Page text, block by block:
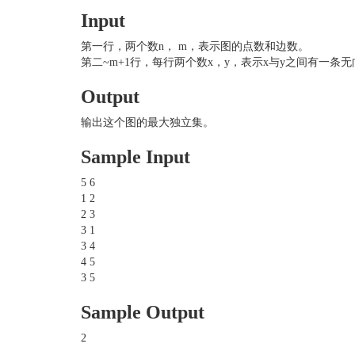
Input
第一行，两个数n， m，表示图的点数和边数。
第二~m+1行，每行两个数x，y，表示x与y之间有一条无
Output
输出这个图的最大独立集。
Sample Input
5 6
1 2
2 3
3 1
3 4
4 5
3 5
Sample Output
2